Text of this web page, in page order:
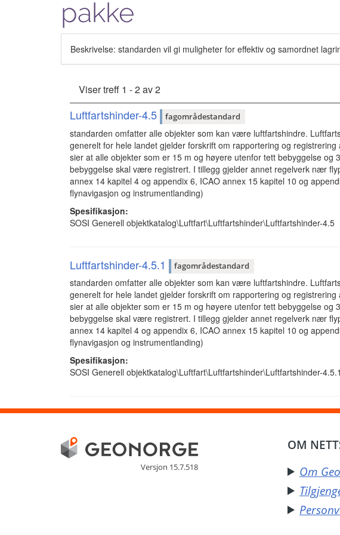
pakke
Beskrivelse: standarden vil gi muligheter for effektiv og samordnet
Viser treff 1 - 2 av 2
Luftfartshinder-4.5 fagområdestandard
standarden omfatter alle objekter som kan være luftfartshindre.
generelt for hele landet gjelder forskrift om rapportering og registrering
sier at alle objekter som er 15 m og høyere utenfor tett bebyggelse og
bebyggelse skal være registrert. I tillegg gjelder annet regelverk nær
annex 14 kapitel 4 og appendix 6, ICAO annex 15 kapitel 10 og
flynavigasjon og instrumentlanding)
Spesifikasjon:
SOSI Generell objektkatalog\Luftfart\Luftfartshinder\Luftfartshinder-4.5
Luftfartshinder-4.5.1 fagområdestandard
standarden omfatter alle objekter som kan være luftfartshindre.
generelt for hele landet gjelder forskrift om rapportering og registrering
sier at alle objekter som er 15 m og høyere utenfor tett bebyggelse og
bebyggelse skal være registrert. I tillegg gjelder annet regelverk nær
annex 14 kapitel 4 og appendix 6, ICAO annex 15 kapitel 10 og
flynavigasjon og instrumentlanding)
Spesifikasjon:
SOSI Generell objektkatalog\Luftfart\Luftfartshinder\Luftfartshinder-4.5.1